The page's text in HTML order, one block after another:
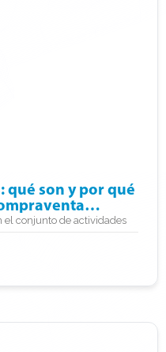
qué son y por qué
el conjunto de actividades